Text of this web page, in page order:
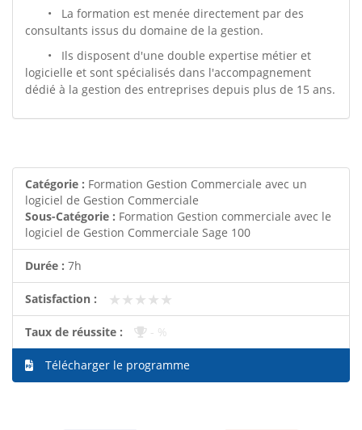
• La formation est menée directement par des
consultants issus du domaine de la gestion.
• Ils disposent d'une double expertise métier et
logicielle et sont spécialisés dans l'accompagnement
dédié à la gestion des entreprises depuis plus de 15 ans.
Catégorie : Formation Gestion Commerciale avec un
logiciel de Gestion Commerciale
Sous-Catégorie : Formation Gestion commerciale avec le
logiciel de Gestion Commerciale Sage 100
Durée : 7h
Satisfaction : ★★★★★
★★★★★
Taux de réussite : - %
Télécharger le programme